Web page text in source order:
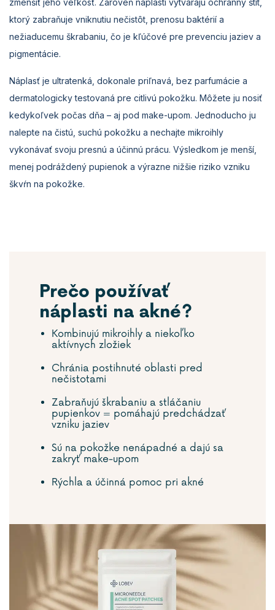
zmenšiť jeho veľkosť. Zároveň náplasti vytvárajú ochranný štít,
ktorý zabraňuje vniknutiu nečistôt, prenosu baktérií a
nežiaducemu škrabaniu, čo je kľúčové pre prevenciu jaziev a
pigmentácie.
Náplasť je ultratenká, dokonale priľnavá, bez parfumácie a
dermatologicky testovaná pre citlivú pokožku. Môžete ju nosiť
kedykoľvek počas dňa – aj pod make-upom. Jednoducho ju
nalepte na čistú, suchú pokožku a nechajte mikroihly
vykonávať svoju presnú a účinnú prácu. Výsledkom je menší,
menej podráždený pupienok a výrazne nižšie riziko vzniku
škvŕn na pokožke.
Prečo používať
náplasti na akné?
Kombinujú mikroihly a niekoľko
aktívnych zložiek
Chránia postihnuté oblasti pred
nečistotami
Zabraňujú škrabaniu a stláčaniu
pupienkov = pomáhajú predchádzať
vzniku jaziev
Sú na pokožke nenápadné a dajú sa
zakryť make-upom
Rýchla a účinná pomoc pri akné